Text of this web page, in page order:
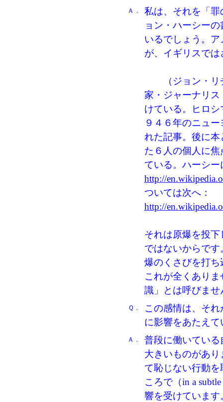
Ａ．
私は、それを「
ョン・ハーシー
いるでしょう。
が、イギリスで
（ジョン・リ
家・ジャーナリ
けている。ヒロ
９４６年のニュ
れた記事。後に
た６人の個人に
ている。ハーシ
http://
ついては次へ：
http://
それは原爆を投
ではないからで
爆のくさびを打
これが全くあり
識」とは呼びませ
Ｑ．
この感情は、そ
に影響をあたえ
Ａ．
普段に働いてい
大きいものがあ
て恥じない行動
ころで（in a
響を受けていま